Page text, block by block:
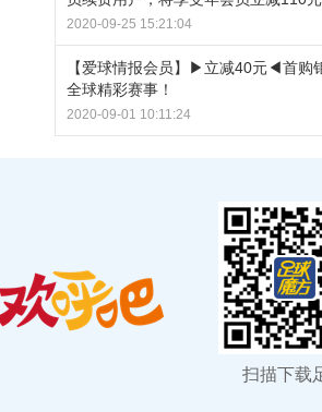
2020-09-25 15:21:04
【爱球情报会员】▶立减40元◀首购
全球精彩赛事！
2020-09-01 10:11:24
扫描下载